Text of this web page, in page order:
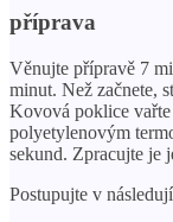
příprava
Věnujte přípravě 7
minut. Než začnete,
Kovová poklice
polyetylenovým
sekund. Zpracujte je
Postupujte v